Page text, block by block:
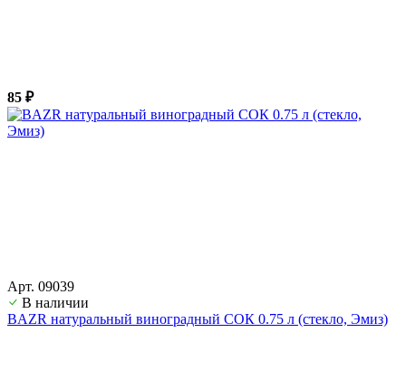
85 ₽
Арт. 09039
В наличии
BAZR натуральный виноградный СОК 0.75 л (стекло, Эмиз)